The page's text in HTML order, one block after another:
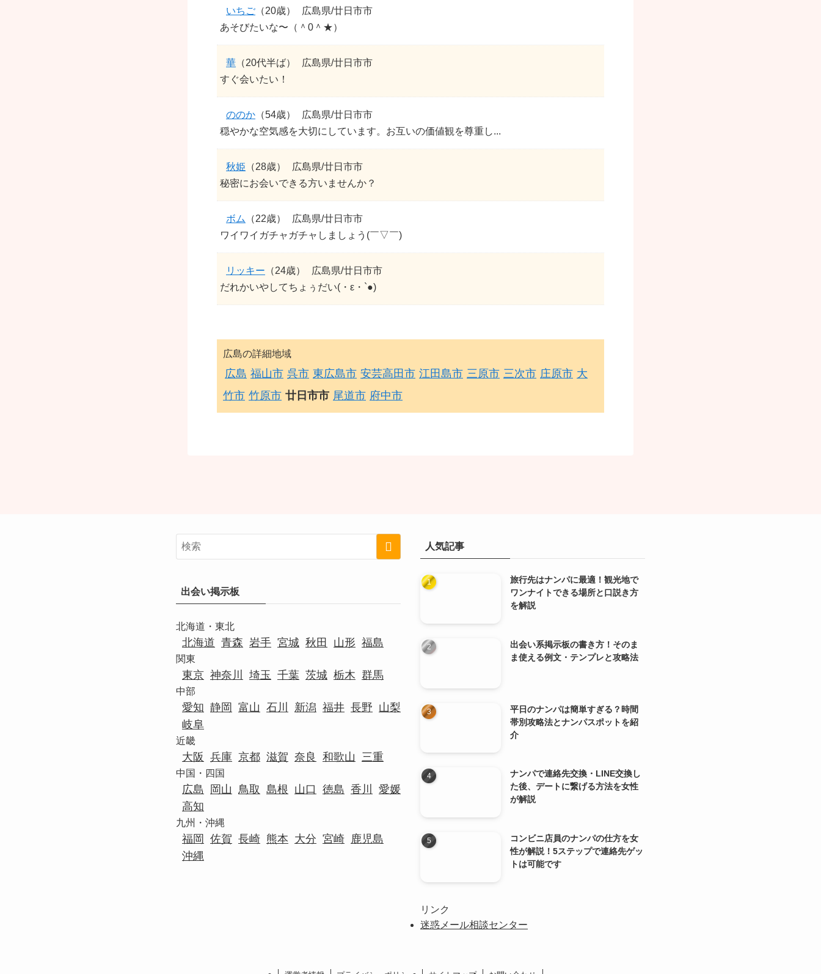
いちご （20歳）
広島県/廿日市市
あそびたいな〜（＾0＾★）
華 （20代半ば）
広島県/廿日市市
すぐ会いたい！
ののか （54歳）
広島県/廿日市市
穏やかな空気感を大切にしています。お互いの価値観を尊重し...
秋姫 （28歳）
広島県/廿日市市
秘密にお会いできる方いませんか？
ボム （22歳）
広島県/廿日市市
ワイワイガチャガチャしましょう(￣▽￣)
リッキー （24歳）
広島県/廿日市市
だれかいやしてちょぅだい(・ε・`●)
広島の詳細地域
広島 福山市 呉市 東広島市 安芸高田市 江田島市 三原市 三次市 庄原市 大
竹市 竹原市 廿日市市 尾道市 府中市
出会い掲示板
北海道・東北
北海道 青森 岩手 宮城 秋田 山形 福島
関東
東京 神奈川 埼玉 千葉 茨城 栃木 群馬
中部
愛知 静岡 富山 石川 新潟 福井 長野 山梨
岐阜
近畿
大阪 兵庫 京都 滋賀 奈良 和歌山 三重
中国・四国
広島 岡山 鳥取 島根 山口 徳島 香川
愛媛
高知
九州・沖縄
福岡 佐賀 長崎 熊本 大分 宮崎 鹿児島
沖縄
人気記事
旅行先はナンパに最適！観光地で
ワンナイトできる場所と口説き方
を解説
出会い系掲示板の書き方！そのま
ま使える例文・テンプレと攻略法
平日のナンパは簡単すぎる？時間
帯別攻略法とナンパスポットを紹
介
ナンパで連絡先交換・LINE交換し
た後、デートに繋げる方法を女性
が解説
コンビニ店員のナンパの仕方を女
性が解説！5ステップで連絡先ゲッ
トは可能です
リンク
迷惑メール相談センター